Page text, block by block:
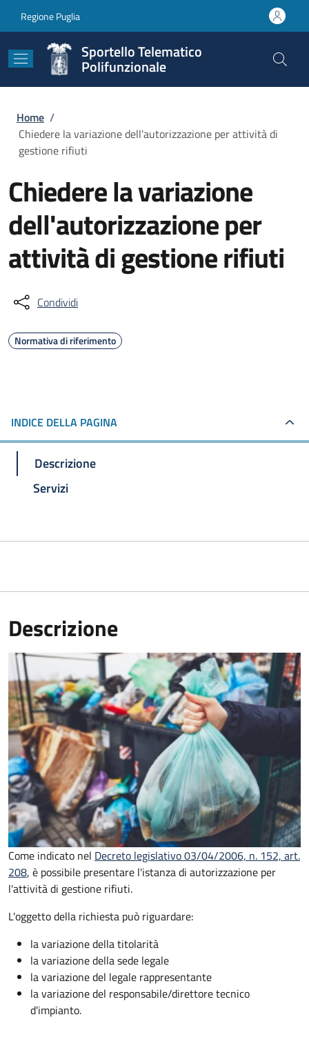
Regione Puglia
Sportello Telematico
Polifunzionale
Briciole di pane
Home /
Chiedere la variazione dell'autorizzazione per attività di
gestione rifiuti
Chiedere la variazione
dell'autorizzazione per
attività di gestione rifiuti
Condividi
Normativa di riferimento
INDICE DELLA PAGINA
Descrizione
Servizi
Descrizione
Come indicato nel Decreto legislativo 03/04/2006, n. 152, art.
208, è possibile presentare l'istanza di autorizzazione per
l'attività di gestione rifiuti.
L'oggetto della richiesta può riguardare:
la variazione della titolarità
la variazione della sede legale
la variazione del legale rappresentante
la variazione del responsabile/direttore tecnico
d'impianto.